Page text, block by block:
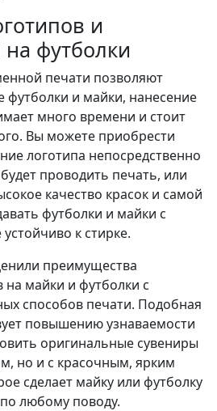
и
футболки
печати позволяют
футболки и майки, нанесение
много времени и стоит
Вы можете приобрести
логотипа непосредственно
проводить печать, или
качество красок и самой
футболки и майки с
к стирке.
преимущества
на майки и футболки с
способов печати. Подобная
повышению узнаваемости
оригинальные сувениры
но и с красочным, ярким
сделает майку или футболку
любому поводу.